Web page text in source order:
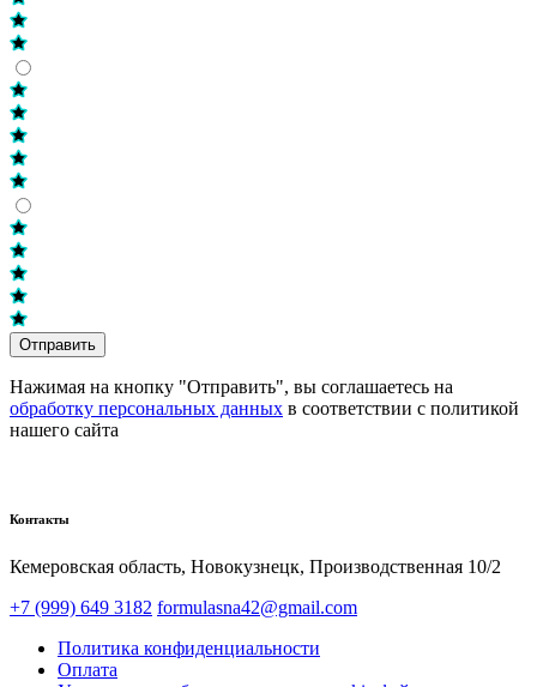
Отправить
Нажимая на кнопку "Отправить", вы соглашаетесь на
обработку персональных данных в соответствии с политикой
нашего сайта
Контакты
Кемеровская область, Новокузнецк,​ Производственная 10/2
+7 (999) 649 3182 formulasna42@gmail.com
Политика конфиденциальности
Оплата